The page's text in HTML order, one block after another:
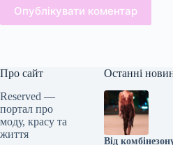
Опублікувати коментар
Про сайт
Reserved —
портал про
моду, красу та
життя
Останні
Від